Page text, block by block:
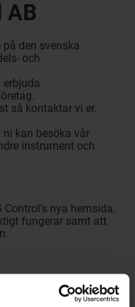
AB
på den svenska
och
erbjuda
så kontaktar vi er.
kan besöka vår
instrument och
Control's nya hemsida,
fungerar samt att